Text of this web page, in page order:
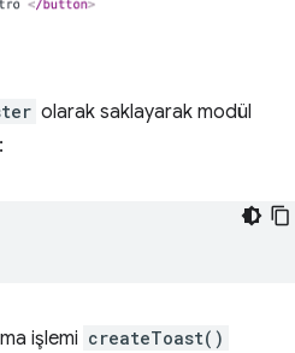
olarak saklayarak modül
işlemi createToast()